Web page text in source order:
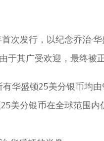
次发行，以纪念乔治·华
于其广受欢迎，最终被
华盛顿25美分银币均由
美分银币在全球范围内